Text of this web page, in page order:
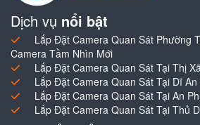
Dịch vụ nổi bật
Lắp Đặt Camera Quan Sát Phường
Camera Tầm Nhìn Mới
Lắp Đặt Camera Quan Sát Tại Thị
Lắp Đặt Camera Quan Sát Tại Dĩ
Lắp Đặt Camera Quan Sát Tại An
Lắp Đặt Camera Quan Sát Tại Thủ